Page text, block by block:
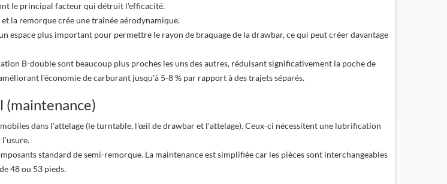
essieux de 80 tonnes
de semi-remorques à plateau, a
le principal facteur qui détruit l'efficacité.
la remorque crée une traînée aérodynamique.
espace plus important pour permettre le rayon de braquage de la drawbar, ce qui peut créer davantage
B-double sont beaucoup plus proches les uns des autres, réduisant significativement la poche de
l'économie de carburant jusqu'à 5-8 % par rapport à des trajets séparés.
(maintenance)
dans l'attelage (le turntable, l'œil de drawbar et l'attelage). Ceux-ci nécessitent une lubrification
l'usure.
standard de semi-remorque. La maintenance est simplifiée car les pièces sont interchangeables
48 ou 53 pieds.